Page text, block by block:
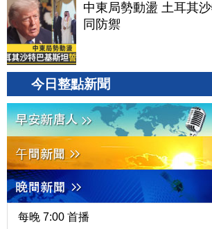
中東局勢動盪 土耳其
同防禦
今日整點新聞
每晚 7:00 首播